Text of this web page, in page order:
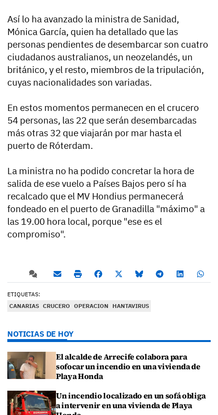
Así lo ha avanzado la ministra de Sanidad,
Mónica García, quien ha detallado que las
personas pendientes de desembarcar son cuatro
ciudadanos australianos, un neozelandés, un
británico, y el resto, miembros de la tripulación,
cuyas nacionalidades son variadas.
En estos momentos permanecen en el crucero
54 personas, las 22 que serán desembarcadas
más otras 32 que viajarán por mar hasta el
puerto de Róterdam.
La ministra no ha podido concretar la hora de
salida de ese vuelo a Países Bajos pero sí ha
recalcado que el MV Hondius permanecerá
fondeado en el puerto de Granadilla "máximo" a
las 19.00 hora local, porque "ese es el
compromiso".
ETIQUETAS:
CANARIAS CRUCERO OPERACION HANTAVIRUS
NOTICIAS DE HOY
El alcalde de Arrecife colabora para
sofocar un incendio en una vivienda de
Playa Honda
Un incendio localizado en un sofá obliga
a intervenir en una vivienda de Playa